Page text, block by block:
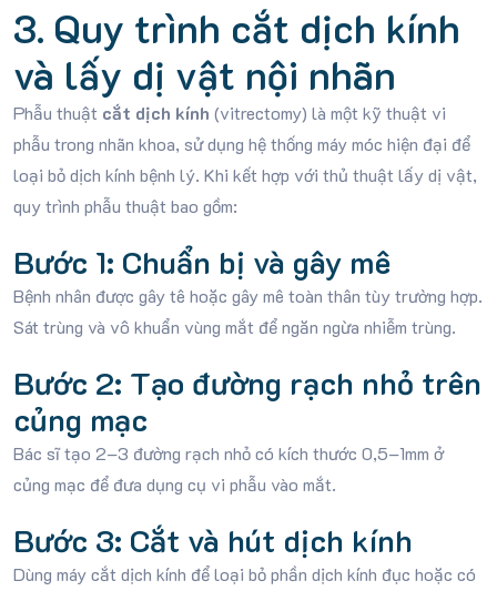
3. Quy trình cắt dịch kính
và lấy dị vật nội nhãn
Phẫu thuật cắt dịch kính (vitrectomy) là một kỹ thuật vi
phẫu trong nhãn khoa, sử dụng hệ thống máy móc hiện đại để
loại bỏ dịch kính bệnh lý. Khi kết hợp với thủ thuật lấy dị vật,
quy trình phẫu thuật bao gồm:
Bước 1: Chuẩn bị và gây mê
Bệnh nhân được gây tê hoặc gây mê toàn thân tùy trường hợp.
Sát trùng và vô khuẩn vùng mắt để ngăn ngừa nhiễm trùng.
Bước 2: Tạo đường rạch nhỏ trên
củng mạc
Bác sĩ tạo 2–3 đường rạch nhỏ có kích thước 0,5–1mm ở
củng mạc để đưa dụng cụ vi phẫu vào mắt.
Bước 3: Cắt và hút dịch kính
Dùng máy cắt dịch kính để loại bỏ phần dịch kính đục hoặc có